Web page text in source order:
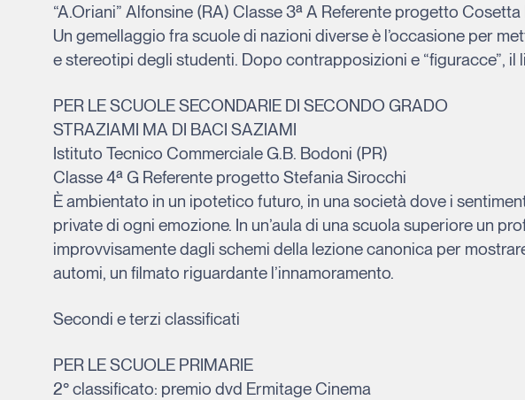
“A.Oriani” Alfonsine (RA) Classe 3ª A Referente progetto
Un gemellaggio fra scuole di nazioni diverse è l’occasione per
e stereotipi degli studenti. Dopo contrapposizioni e “figuracce”, il
PER LE SCUOLE SECONDARIE DI SECONDO GRADO
STRAZIAMI MA DI BACI SAZIAMI
Istituto Tecnico Commerciale G.B. Bodoni (PR)
Classe 4ª G Referente progetto Stefania Sirocchi
È ambientato in un ipotetico futuro, in una società dove i
private di ogni emozione. In un’aula di una scuola superiore un
improvvisamente dagli schemi della lezione canonica per
automi, un filmato riguardante l’innamoramento.
Secondi e terzi classificati
PER LE SCUOLE PRIMARIE
2° classificato: premio dvd Ermitage Cinema